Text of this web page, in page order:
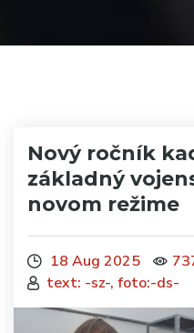
Nový ročník
základný
novom režime
18 Aug 2025
text: -sz-, foto:-ds-